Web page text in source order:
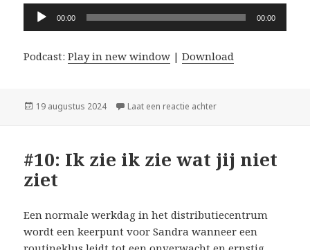
Audiospeler
00:00 00:00
Podcast:Play in new window |Download
Geplaatst
19 augustus 2024 Laat een reactie achterop #11: De Gang Op
#10: Ik zie ik zie wat jij niet
ziet
Een normale werkdag in het distributiecentrum
wordt een keerpunt voor Sandra wanneer een